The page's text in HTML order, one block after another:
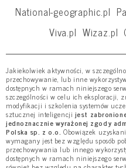
National-geographic.pl
Viva.pl Wizaz.pl
Jakiekolwiek aktywności, w
przechowywanie, lub inne
dostępnych w ramach niniejszego
szczególności w celu ich eksploracji,
modyfikacji i szkolenia systemów
sztucznej inteligencji jest
jednoznacznie wyrażonej zgody
Polska sp. z o.o. Obowiązek
wymagany jest bez względu sposób
przechowywania lub innego
dostępnych w ramach niniejszego